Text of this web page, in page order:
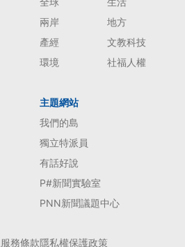
兩岸
地方
產經
文教科技
環境
社福人權
主題網站
我們的島
獨立特派員
有話好說
P#新聞實驗室
PNN新聞議題中心
服務條款隱私權保護政策